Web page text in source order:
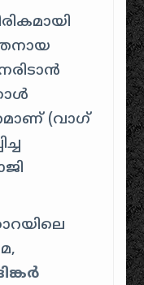
(വാഗ്